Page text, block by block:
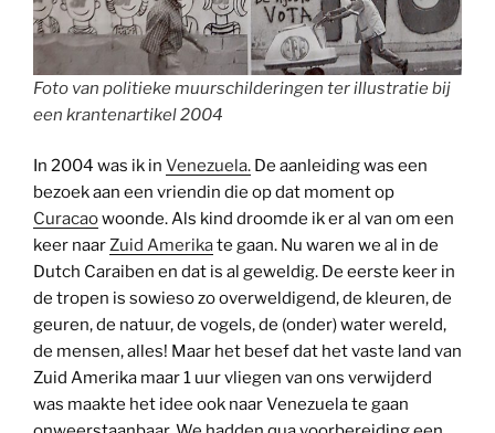
Foto van politieke muurschilderingen ter illustratie bij
een krantenartikel 2004
In 2004 was ik in Venezuela. De aanleiding was een
bezoek aan een vriendin die op dat moment op
Curacaowoonde. Als kind droomde ik er al van om een
keer naarZuid Amerikate gaan. Nu waren we al in de
Dutch Caraiben en dat is al geweldig. De eerste keer in
de tropen is sowieso zo overweldigend, de kleuren, de
geuren, de natuur, de vogels, de (onder) water wereld,
de mensen, alles! Maar het besef dat het vaste land van
Zuid Amerika maar 1 uur vliegen van ons verwijderd
was maakte het idee ook naar Venezuela te gaan